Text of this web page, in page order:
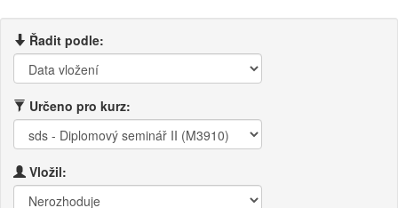
Řadit podle:
Určeno pro kurz:
Vložil: